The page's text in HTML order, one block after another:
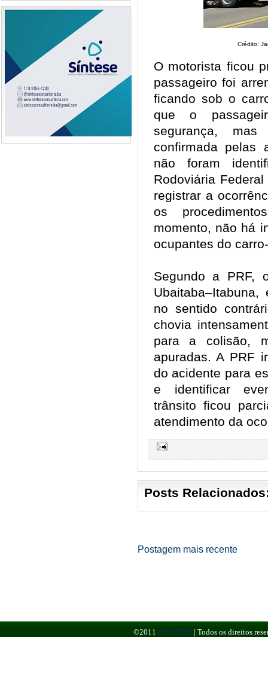
Crédito:
O motorista ficou
passageiro foi
ficando sob o
que o
segurança,
confirmada pelas
não foram
Rodoviária
registrar a
os
momento, não há
ocupantes do
Segundo a PRF,
no sentido
chovia
para a colisão,
apuradas. A PRF
do acidente para
e identificar
trânsito ficou
atendimento da
Posts
Postagem mais recente
©2011 BR NEWS | Todos os direitos